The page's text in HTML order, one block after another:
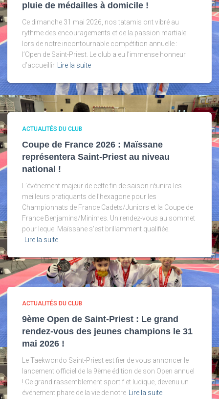
pluie de médailles à domicile !
Ce dimanche 31 mai 2026, nos tatamis ont vibré au
rythme des encouragements et de la passion martiale
lors de notre incontournable compétition annuelle :
l’Open de Saint-Priest. Le club a eu l’immense honneur
d’accueillir
Lire la suite
ACTUALITÉS DU CLUB
Coupe de France 2026 : Maïssane
représentera Saint-Priest au niveau
national !
L’événement majeur de cette fin de saison réunira les
meilleurs pratiquants de l’hexagone pour les
Championnats de France Cadets/Juniors et la Coupe de
France Benjamins/Minimes. Un rendez-vous au sommet
pour lequel Maïssane s’est brillamment qualifiée.
Lire la suite
ACTUALITÉS DU CLUB
9ème Open de Saint-Priest : Le grand
rendez-vous des jeunes champions le 31
mai 2026 !
Le Taekwondo Saint-Priest est fier de vous annoncer le
lancement officiel de la 9ème édition de son Open annuel
! Ce grand rassemblement sportif et ludique, devenu un
événement phare de la vie de notre
Lire la suite